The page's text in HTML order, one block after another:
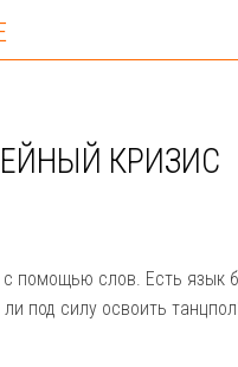
КРИЗИС
с помощью слов. Есть
под силу освоить